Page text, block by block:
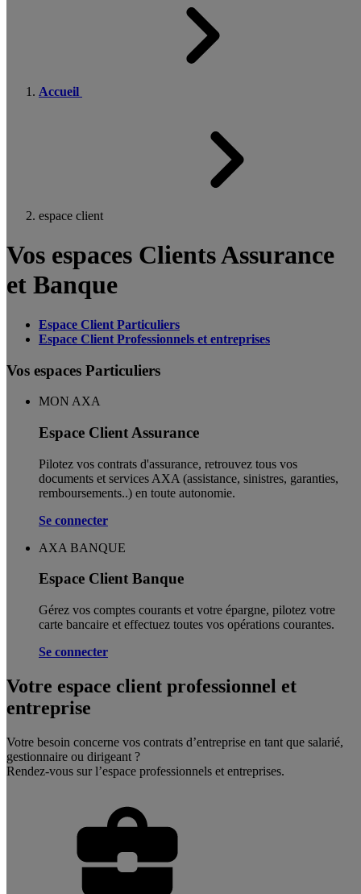
Accueil
espace client
Vos espaces Clients Assurance
et Banque
Espace Client Particuliers
Espace Client Professionnels et entreprises
Vos espaces Particuliers
MON AXA
Espace Client Assurance
Pilotez vos contrats d'assurance, retrouvez tous vos
documents et services AXA (assistance, sinistres, garanties,
remboursements..) en toute autonomie. ​
Se connecter
AXA BANQUE
Espace Client Banque
Gérez vos comptes courants et votre épargne, pilotez votre
carte bancaire et effectuez toutes vos opérations courantes.
Se connecter
Votre espace client professionnel et
entreprise
Votre besoin concerne vos contrats d’entreprise en tant que salarié,
gestionnaire ou dirigeant ?
Rendez-vous sur l’espace professionnels et entreprises.